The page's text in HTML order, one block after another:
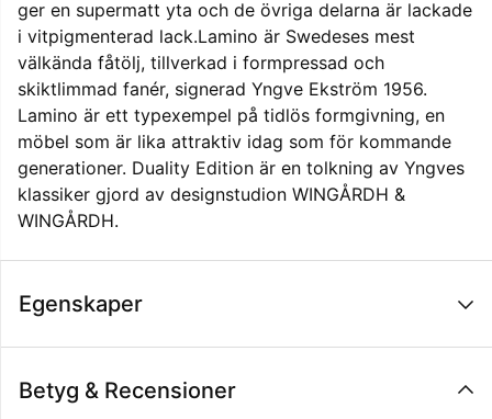
ger en supermatt yta och de övriga delarna är lackade
i vitpigmenterad lack.Lamino är Swedeses mest
välkända fåtölj, tillverkad i formpressad och
skiktlimmad fanér, signerad Yngve Ekström 1956.
Lamino är ett typexempel på tidlös formgivning, en
möbel som är lika attraktiv idag som för kommande
generationer. Duality Edition är en tolkning av Yngves
klassiker gjord av designstudion WINGÅRDH &
WINGÅRDH.
Egenskaper
Betyg & Recensioner